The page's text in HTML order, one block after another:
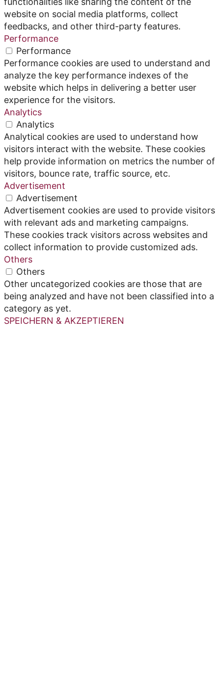
website on social media platforms, collect
feedbacks, and other third-party features.
Performance
Performance
Performance cookies are used to understand and
analyze the key performance indexes of the
website which helps in delivering a better user
experience for the visitors.
Analytics
Analytics
Analytical cookies are used to understand how
visitors interact with the website. These cookies
help provide information on metrics the number of
visitors, bounce rate, traffic source, etc.
Advertisement
Advertisement
Advertisement cookies are used to provide visitors
with relevant ads and marketing campaigns.
These cookies track visitors across websites and
collect information to provide customized ads.
Others
Others
Other uncategorized cookies are those that are
being analyzed and have not been classified into a
category as yet.
SPEICHERN & AKZEPTIEREN